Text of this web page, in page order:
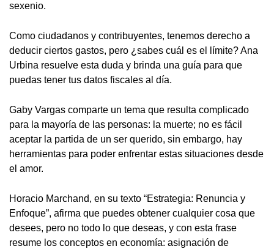
sexenio.
Como ciudadanos y contribuyentes, tenemos derecho a
deducir ciertos gastos, pero ¿sabes cuál es el límite? Ana
Urbina resuelve esta duda y brinda una guía para que
puedas tener tus datos fiscales al día.
Gaby Vargas comparte un tema que resulta complicado
para la mayoría de las personas: la muerte; no es fácil
aceptar la partida de un ser querido, sin embargo, hay
herramientas para poder enfrentar estas situaciones desde
el amor.
Horacio Marchand, en su texto “Estrategia: Renuncia y
Enfoque”, afirma que puedes obtener cualquier cosa que
desees, pero no todo lo que deseas, y con esta frase
resume los conceptos en economía: asignación de